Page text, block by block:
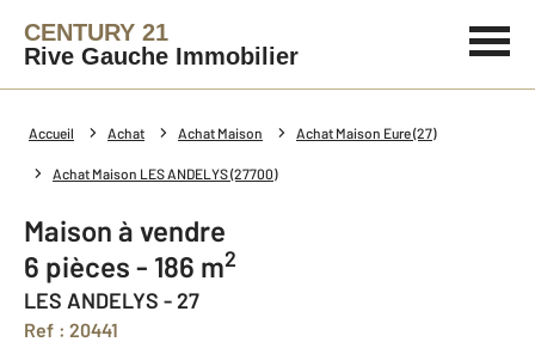
CENTURY 21
Rive Gauche Immobilier
Accueil Achat Achat Maison Achat Maison Eure (27)
Achat Maison LES ANDELYS (27700)
Maison à vendre
6 pièces - 186 m2
LES ANDELYS - 27
Ref : 20441